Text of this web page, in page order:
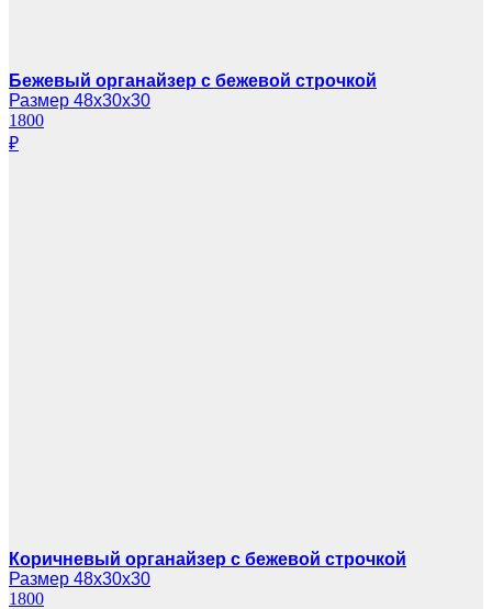
Бежевый органайзер с бежевой строчкой
Размер 48х30х30
1800
₽
Коричневый органайзер с бежевой строчкой
Размер 48х30х30
1800